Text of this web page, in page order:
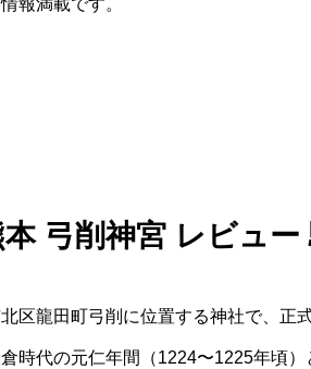
報満載です。
本 弓削神宮 レビュー
区龍田町弓削に位置する神社で、正
時代の元仁年間（1224〜1225年頃